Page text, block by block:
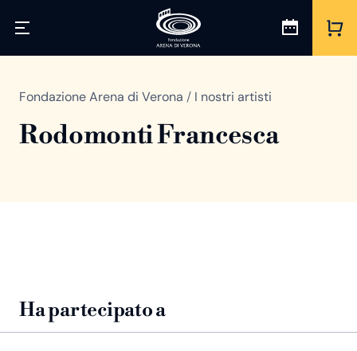
Fondazione Arena di Verona / I nostri artisti
Rodomonti Francesca
Ha partecipato a